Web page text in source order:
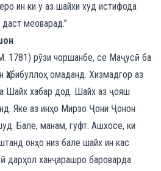
ин ки у аз шайхи худ истифода
меоварад.”
1781) рӯзи чоршанбе, се Маҷусӣ ба
омаданд. Хизмадгор аз
Шайх хабар дод. Шайх аз ҷояш
Яке аз инҳо Мирзо Ҷони Ҷонон
Бале, манам, гуфт. Ашхосе, ки
онҳо низ бале шайх ин кас
дарҳол ханҷарашро бароварда